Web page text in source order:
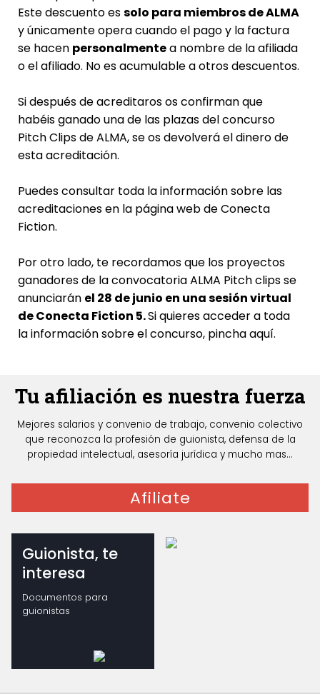
Este descuento essolo para miembros de ALMA
y únicamente opera cuando el pago y la factura
se hacen personalmentea nombre de la afiliada
o el afiliado. No es acumulable a otros descuentos.
Si después de acreditaros os confirman que
habéis ganado una de las plazas del concurso
Pitch Clips de ALMA, se os devolverá el dinero de
esta acreditación.
Puedes consultar toda la información sobre las
acreditaciones en la página web de Conecta
Fiction.
Por otro lado, te recordamos que los proyectos
ganadores de la convocatoria ALMA Pitch clips se
anunciarán el 28 de junio en una sesión virtual
de Conecta Fiction 5.Si quieres acceder a toda
la información sobre el concurso, pinchaaquí.
Tu afiliación es nuestra fuerza
Mejores salarios y convenio de trabajo, convenio colectivo
que reconozca la profesión de guionista, defensa de la
propiedad intelectual, asesoría jurídica y mucho mas...
Afiliate
Guionista, te
interesa
Documentos para
guionistas